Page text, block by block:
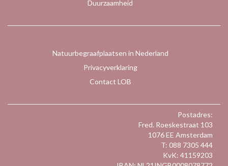
Duurzaamheid
Natuurbegraafplaatsen in Nederland
Privacyverklaring
Contact LOB
Postadres:
Fred. Roeskestraat 103
1076 EE Amsterdam
T: 088 7305 444
KvK: 41159203